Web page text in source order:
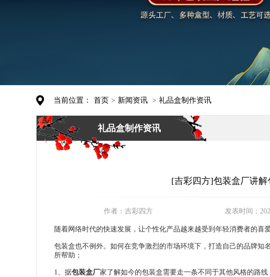
当前位置： 首页 > 新闻资讯 > 礼品盒制作资讯
礼品盒制作资讯
[吉彩四方]包装盒厂讲
作者： 吉彩四方 发表时间：
随着网络时代的快速发展，让个性化产品越来越受到年轻消费者的喜
包装盒也不例外。如何在竞争激烈的市场环境下，打造自己的品牌知
所帮助；
1、据包装盒厂家了解如今的包装盒需要走一条不同于其他风格的路线